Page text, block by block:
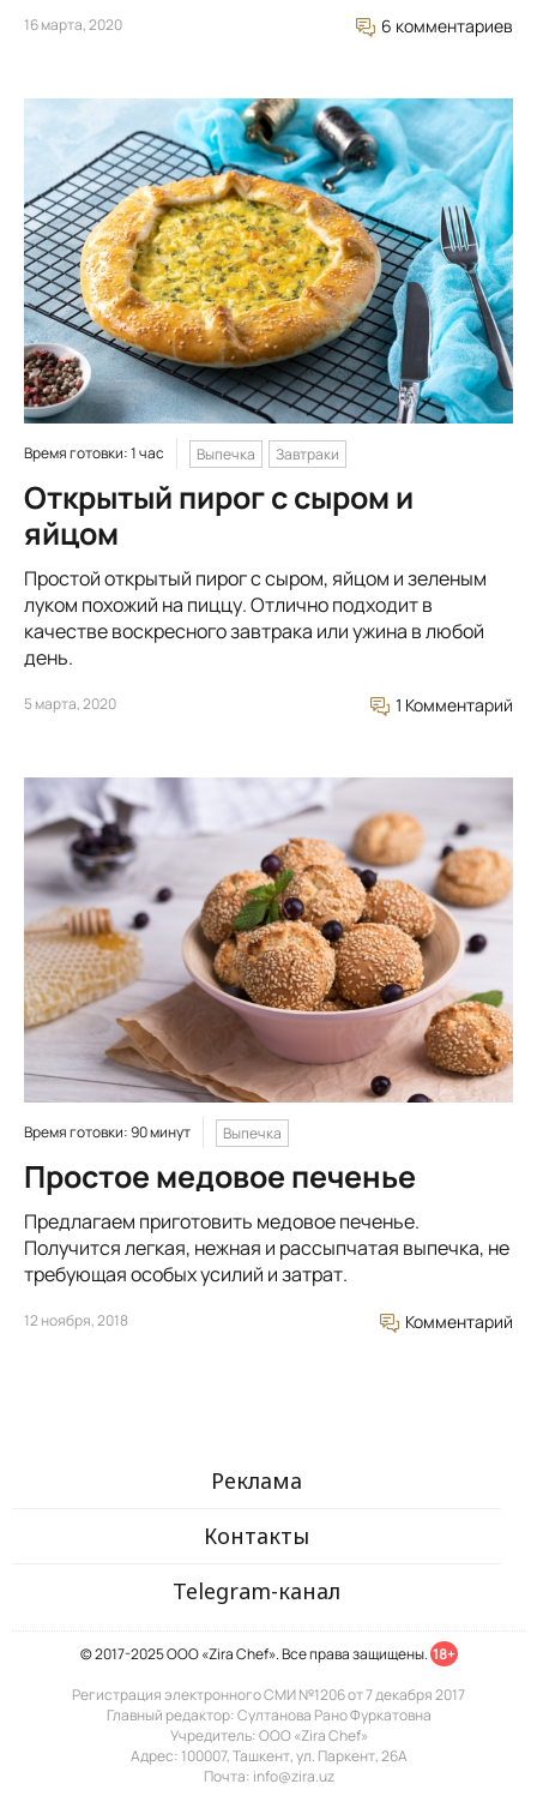
16 марта, 2020 6 комментариев
Время готовки: 1 час Выпечка Завтраки
Открытый пирог с сыром и
яйцом
Простой открытый пирог с сыром, яйцом и зеленым
луком похожий на пиццу. Отлично подходит в
качестве воскресного завтрака или ужина в любой
день.
5 марта, 2020 1 Комментарий
Время готовки: 90 минут Выпечка
Простое медовое печенье
Предлагаем приготовить медовое печенье.
Получится легкая, нежная и рассыпчатая выпечка, не
требующая особых усилий и затрат.
12 ноября, 2018 Комментарий
Реклама
Контакты
Telegram-канал
© 2017-2025 ООО «Zira Chef». Все права защищены. 18+
Регистрация электронного СМИ №1206 от 7 декабря 2017
Главный редактор: Султанова Рано Фуркатовна
Учредитель: ООО «Zira Chef»
Адрес: 100007, Ташкент, ул. Паркент, 26А
Почта: info@zira.uz